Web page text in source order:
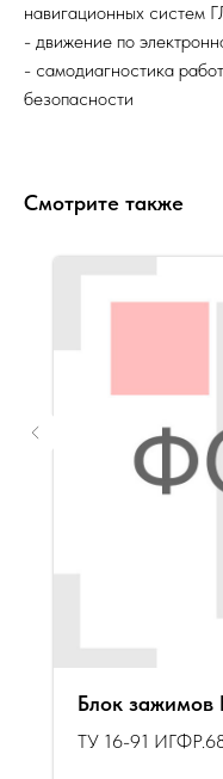
навигационных
- движение по
- самодиагностика
безопасности
Смотрите также
Блок
ТУ 16-91